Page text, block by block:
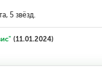
5 звёзд.
(11.01.2024)